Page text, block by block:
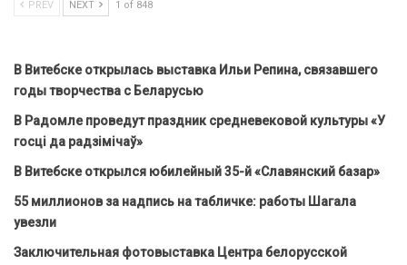
PREV NEXT 1 of 848
В Витебске открылась выставка Ильи Репина, связавшего
годы творчества с Беларусью
В Радомле проведут праздник средневековой культуры «У
госці да радзімічаў»
В Витебске открылся юбилейный 35-й «Славянский базар»
55 миллионов за надпись на табличке: работы Шагала
увезли
Заключительная фотовыставка Центра белорусской